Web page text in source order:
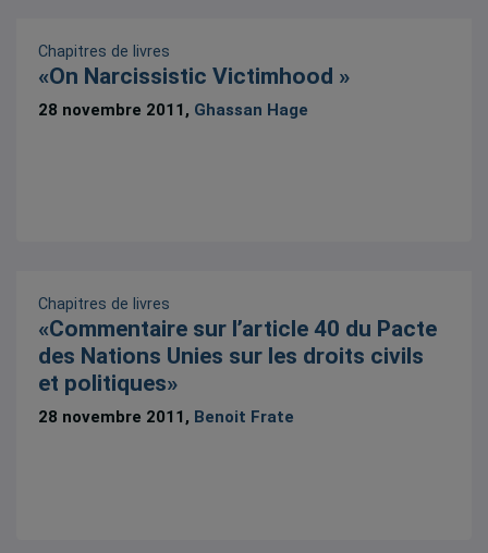
Chapitres de livres
«On Narcissistic Victimhood »
28 novembre 2011, Ghassan Hage
Chapitres de livres
«Commentaire sur l’article 40 du Pacte
des Nations Unies sur les droits civils
et politiques»
28 novembre 2011, Benoit Frate